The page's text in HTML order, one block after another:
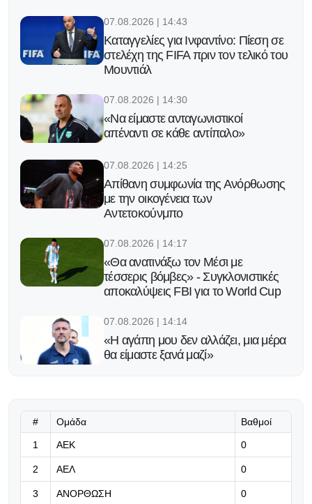
07.08.2026 | 14:43
Καταγγελίες για Ινφαντίνο: Πίεση σε
στελέχη της FIFA πριν τον τελικό του
Μουντιάλ
07.08.2026 | 14:30
«Να είμαστε ανταγωνιστικοί
απέναντι σε κάθε αντίπαλο»
07.08.2026 | 14:25
Απίθανη συμφωνία της Ανόρθωσης
με την οικογένεια των
Αντετοκούνμπο
07.08.2026 | 14:17
«Θα ανατινάξω τον Μέσι με
τέσσερις βόμβες» - Συγκλονιστικές
αποκαλύψεις FBI για το World Cup
07.08.2026 | 14:14
«Η αγάπη μου δεν αλλάζει, μια μέρα
θα είμαστε ξανά μαζί»
επετειακό σήμα μας»
# Ομάδα Βαθμοί
1 ΑΕΚ 0
2 ΑΕΛ 0
3 ΑΝΟΡΘΩΣΗ 0